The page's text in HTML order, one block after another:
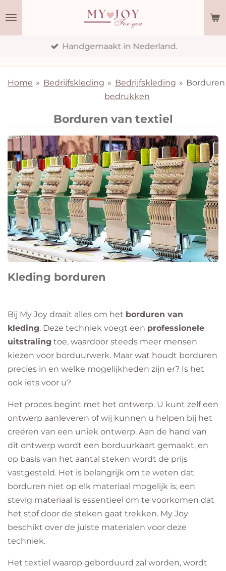
Handgemaakt in Nederland.
Home » Bedrijfskleding » Bedrijfskleding
bedrukken
» Borduren
Borduren van textiel
Kleding borduren
Bij My Joy draait alles om het borduren van
kleding. Deze techniek voegt een professionele
uitstraling toe, waardoor steeds meer mensen
kiezen voor borduurwerk. Maar wat houdt borduren
precies in en welke mogelijkheden zijn er? Is het
ook iets voor u?
Het proces begint met het ontwerp. U kunt zelf een
ontwerp aanleveren of wij kunnen u helpen bij het
creëren van een uniek ontwerp. Aan de hand van
dit ontwerp wordt een borduurkaart gemaakt, en
op basis van het aantal steken wordt de prijs
vastgesteld. Het is belangrijk om te weten dat
borduren niet op elk materiaal mogelijk is; een
stevig materiaal is essentieel om te voorkomen dat
het stof door de steken gaat trekken. My Joy
beschikt over de juiste materialen voor deze
techniek.
Het textiel waarop geborduurd zal worden, wordt